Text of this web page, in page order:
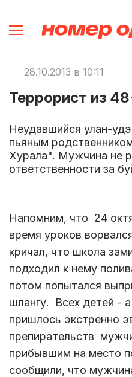
28.10.2013 в 10:11
Террорист из
Неудавшийся улан-
пьяным
Хурала". Мужчина не
ответственности за
Напомним, что 24
время уроков
кричал, что школа
подходил к нему
потом попытался
шлангу. Всех детей -
пришлось экстренно
препирательств
прибывшим на место
сообщили, что